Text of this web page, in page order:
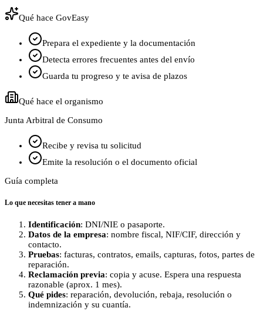
Qué hace GovEasy
Prepara el expediente y la documentación
Detecta errores frecuentes antes del envío
Guarda tu progreso y te avisa de plazos
Qué hace el organismo
Junta Arbitral de Consumo
Recibe y revisa tu solicitud
Emite la resolución o el documento oficial
Guía completa
Lo que necesitas tener a mano
Identificación: DNI/NIE o pasaporte.
Datos de la empresa: nombre fiscal, NIF/CIF, dirección y
contacto.
Pruebas: facturas, contratos, emails, capturas, fotos, partes de
reparación.
Reclamación previa: copia y acuse. Espera una respuesta
razonable (aprox. 1 mes).
Qué pides: reparación, devolución, rebaja, resolución o
indemnización y su cuantía.